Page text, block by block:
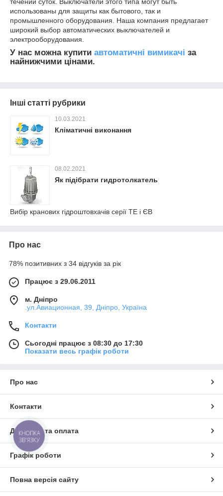
течении суток. Выключатели этого типа могут быть
использованы для защиты как бытового, так и
промышленного оборудования. Наша компания предлагает
широкий выбор автоматических выключателей и
электрооборудования.
У нас можна купити автоматичні вимикачі за
найнижчими цінами.
Інші статті рубрики
10.03.2021
Кліматичні виконання
08.02.2021
Як підібрати гидротолкатель
Вибір кранових гідроштовхачів серії ТЕ і ЄВ
Про нас
78% позитивних з 34 відгуків за рік
Працює з 29.06.2011
м. Дніпро
.ул.Авиационная, 39, Дніпро, Україна
Контакти
Сьогодні працює з 08:30 до 17:30
Показати весь графік роботи
Про нас
Контакти
Доставка та оплата
Графік роботи
Повна версія сайту
КНОПКА
ЗВ'ЯЗКУ